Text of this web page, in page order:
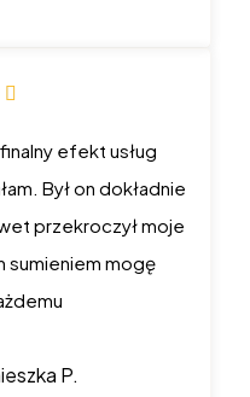

efekt usług
Był on dokładnie
przekroczył moje
sumieniem mogę
P.